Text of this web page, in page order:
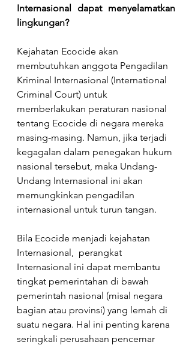
Internasional dapat menyelamatkan
lingkungan?
Kejahatan Ecocide akan
membutuhkan anggota Pengadilan
Kriminal Internasional (International
Criminal Court) untuk
memberlakukan peraturan nasional
tentang Ecocide di negara mereka
masing-masing. Namun, jika terjadi
kegagalan dalam penegakan hukum
nasional tersebut, maka Undang-
Undang Internasional ini akan
memungkinkan pengadilan
internasional untuk turun tangan.
Bila Ecocide menjadi kejahatan
Internasional,  perangkat
Internasional ini dapat membantu
tingkat pemerintahan di bawah
pemerintah nasional (misal negara
bagian atau provinsi) yang lemah di
suatu negara. Hal ini penting karena
seringkali perusahaan pencemar